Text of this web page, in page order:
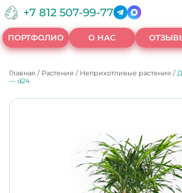
+7 812 507-99-77
ПОРТФОЛИО О НАС
Главная / Растения / Неприхотливые растения /
— d24